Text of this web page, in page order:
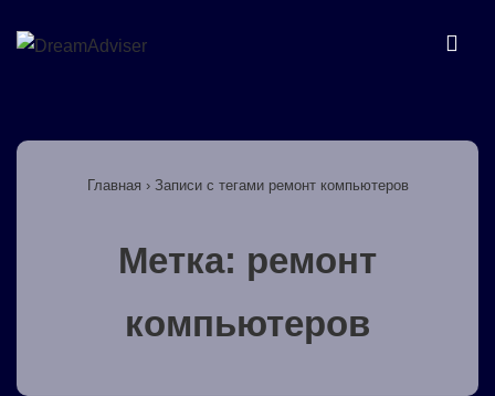
Перейти
содержимому
навигация
Главная › Записи с тегами ремонт компьютеров
Метка: ремонт
компьютеров